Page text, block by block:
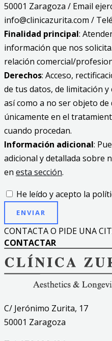
50001 Zaragoza / Email
info@clinicazurita.com /
Finalidad principal:
información que nos
relación comercial/
Derechos: Acceso,
de tus datos, de limitación
así como a no ser objeto de
únicamente en el
cuando procedan.
Información adicional:
adicional y detallada sobre
en esta sección.
He leído y acepto la
ENVIAR
CONTACTA O PIDE UNA
CONTACTAR
C/ Jerónimo Zurita, 17
50001 Zaragoza